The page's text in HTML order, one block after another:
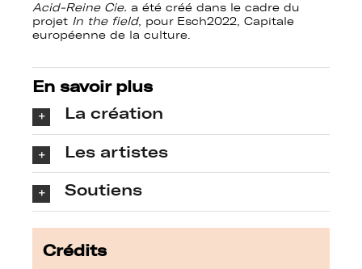
Acid-Reine Cie. a été créé dans le cadre du
projet In the field, pour Esch2022, Capitale
européenne de la culture.
En savoir plus
La création
Les artistes
Soutiens
Crédits